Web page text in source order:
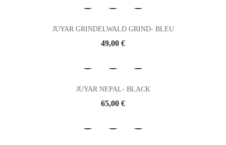
JUYAR GRINDELWALD GRIND- BLEU
Prix
49,00 €
JUYAR NEPAL- BLACK
Prix
65,00 €